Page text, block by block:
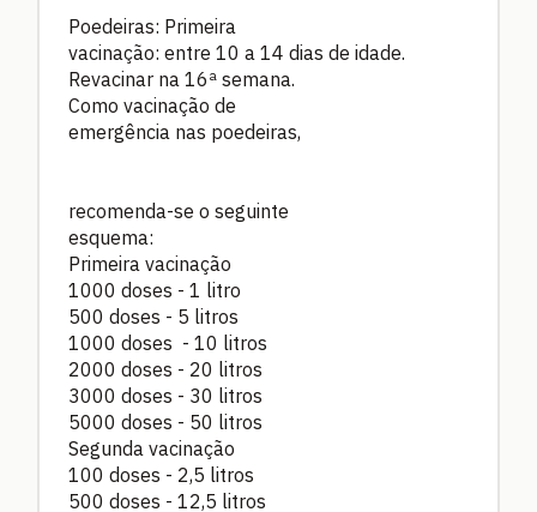
Poedeiras: Primeira
vacinação: entre 10 a 14 dias de idade.
Revacinar na 16ª semana.
Como vacinação de
emergência nas poedeiras,
recomenda-se o seguinte
esquema:
Primeira vacinação
1000 doses - 1 litro
500 doses - 5 litros
1000 doses - 10 litros
2000 doses - 20 litros
3000 doses - 30 litros
5000 doses - 50 litros
Segunda vacinação
100 doses - 2,5 litros
500 doses - 12,5 litros